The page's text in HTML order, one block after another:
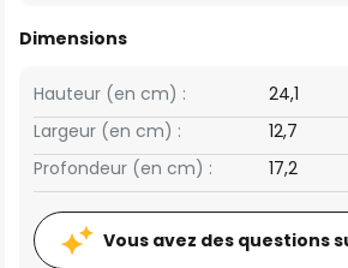
Dimensions
Largeur (en cm) : 12,7
Hauteur (en cm) : 24,1
Profondeur (en cm) : 17,2
Vous avez des questions